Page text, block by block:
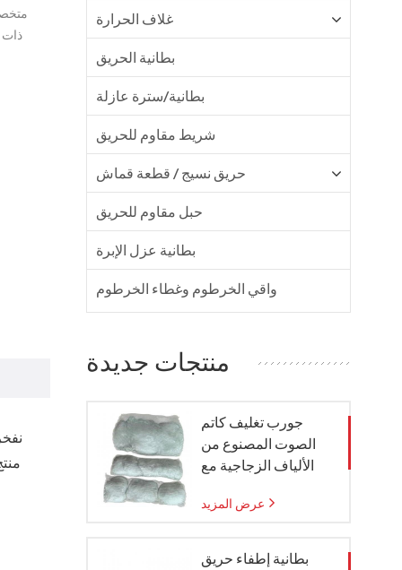
ذات
غلاف الحرارة
بطانية الحريق
بطانية/سترة عازلة
شريط مقاوم للحريق
حريق نسيج / قطعة قماش
حبل مقاوم للحريق
بطانية عزل الإبرة
واقي الخرطوم وغطاء الخرطوم
منتجات جديدة
جورب تغليف كاتم
الصوت المصنوع من
الألياف الزجاجية مع
المنسوج
عرض المزيد
بطانية إطفاء حريق